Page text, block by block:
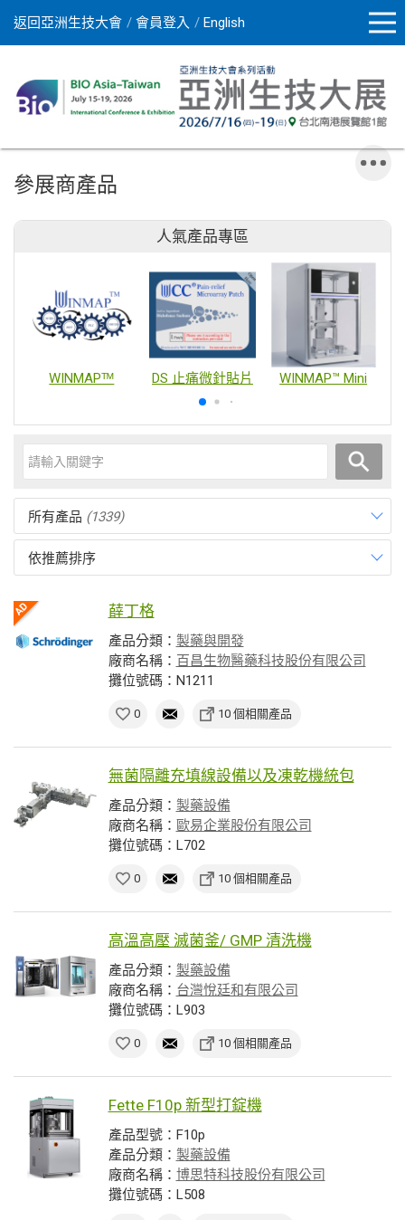
返回亞洲生技大會 會員登入 English
參展商產品
人氣產品專區
WINMAPᵀᴹ DS 止痛微針貼片 WINMAP™ Mini
所有產品 (1339)
依推薦排序
薛丁格
產品分類： 製藥與開發
廠商名稱： 百昌生物醫藥科技股份有限公司
攤位號碼：N1211
0 10 個相關產品
無菌隔離充填線設備以及凍乾機統包
產品分類： 製藥設備
廠商名稱： 歐易企業股份有限公司
攤位號碼：L702
0 10 個相關產品
高溫高壓 滅菌釜/ GMP 清洗機
產品分類： 製藥設備
廠商名稱： 台灣悅廷和有限公司
攤位號碼：L903
0 10 個相關產品
Fette F10p 新型打錠機
產品型號：F10p
產品分類： 製藥設備
廠商名稱： 博思特科技股份有限公司
攤位號碼：L508